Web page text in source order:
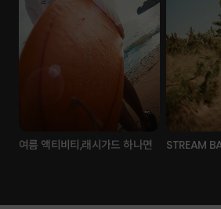
여름 액티비티,래시가드 하나면 STREAM